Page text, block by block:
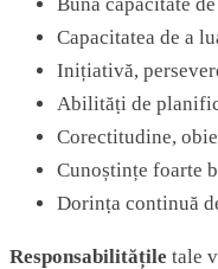
Capacitatea dе a
Inițiativă,
Abilităṭi dе
Corectitudine,
Cunoștințe foarte
Dorinṭa continuă
Responsabilitățile tale